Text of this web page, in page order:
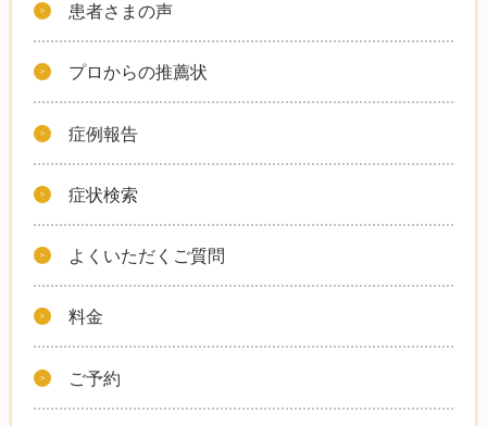
患者さまの声
プロからの推薦状
症例報告
症状検索
よくいただくご質問
料金
ご予約